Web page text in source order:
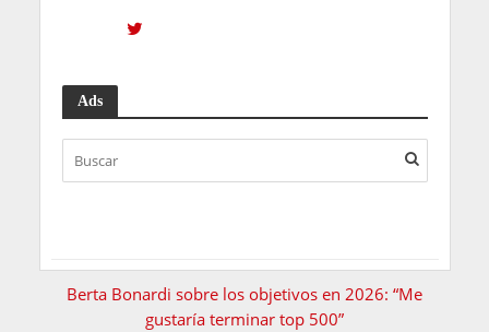
Ads
Berta Bonardi sobre los objetivos en 2026: “Me
gustaría terminar top 500”